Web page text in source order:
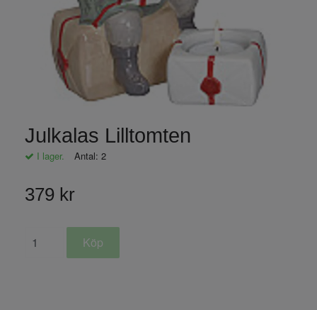
Julkalas Lilltomten
I lager. Antal: 2
379 kr